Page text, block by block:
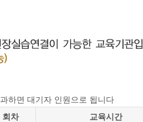
하면 대기자 인원으로 됩니다
회차 교육시간